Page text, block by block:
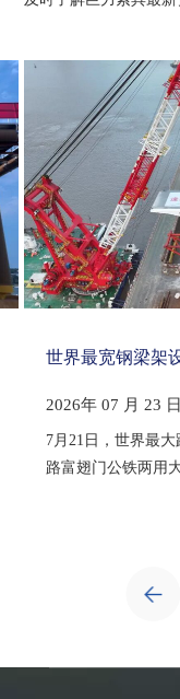
2026年 07 月 23 日
7月21日，世界最
路富翅门公铁两用